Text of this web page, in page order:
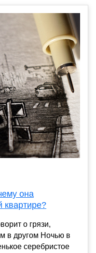
она
квартире?
о грязи,
в другом Ночью в
серебристое